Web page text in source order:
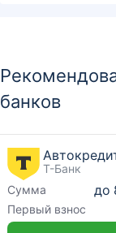
банков
Т-Банк
Сумма
до
Первый взнос